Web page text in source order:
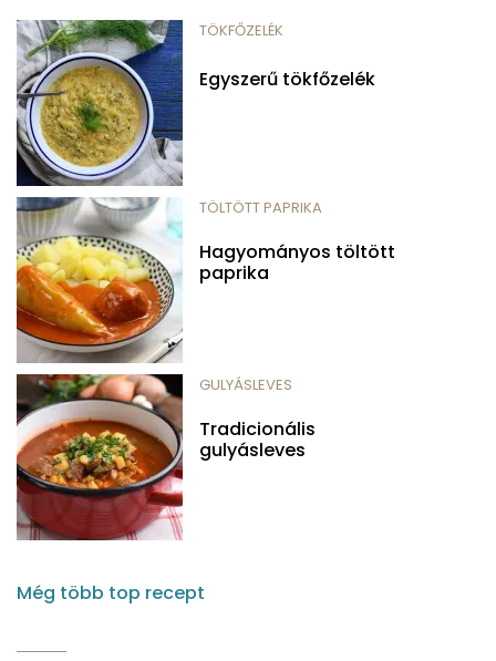
TÖKFŐZELÉK
Egyszerű tökfőzelék
TÖLTÖTT PAPRIKA
Hagyományos töltött
paprika
GULYÁSLEVES
Tradicionális
gulyásleves
Még több top recept